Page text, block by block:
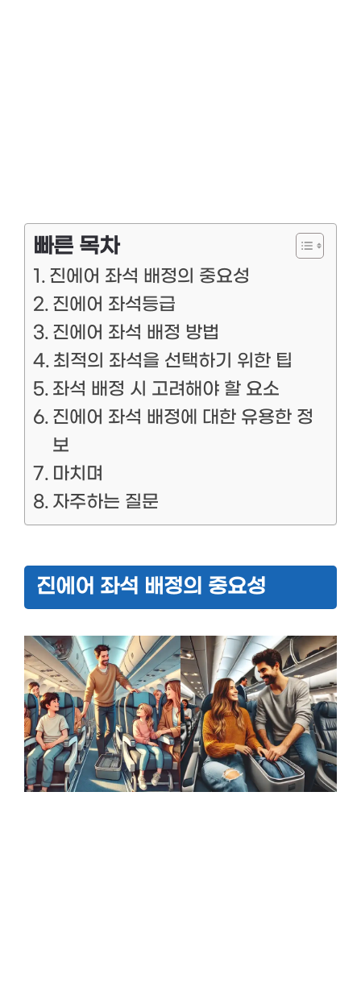
빠른 목차
진에어 좌석 배정의 중요성
진에어 좌석등급
진에어 좌석 배정 방법
최적의 좌석을 선택하기 위한 팁
좌석 배정 시 고려해야 할 요소
진에어 좌석 배정에 대한 유용한 정
보
마치며
자주하는 질문
진에어 좌석 배정의 중요성